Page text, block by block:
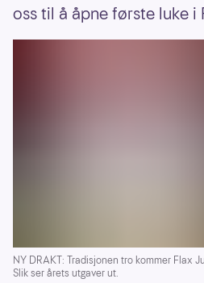
oss til å åpne første luke i
NY DRAKT: Tradisjonen tro kommer Flax
Slik ser årets utgaver ut.